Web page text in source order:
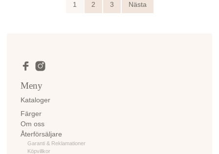
1 2 3 Nästa
Meny
Kataloger
Färger
Om oss
Återförsäljare
Garanti & Reklamationer
Köpvillkor